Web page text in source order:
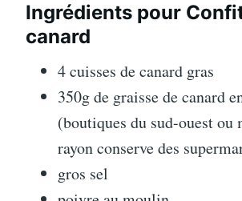
Ingrédients pour
canard
4 cuisses de canard gras
350g de graisse de canard
(boutiques du sud-ouest ou
rayon conserve des
gros sel